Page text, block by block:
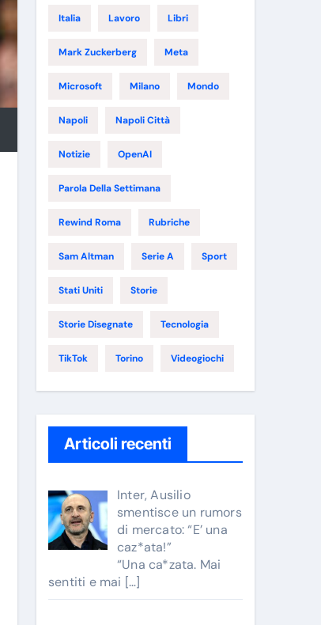
Italia Lavoro Libri
Mark Zuckerberg Meta
Microsoft Milano Mondo
Napoli Napoli Città
Notizie OpenAI
Parola Della Settimana
Rewind Roma Rubriche
Sam Altman Serie A Sport
Stati Uniti Storie
Storie Disegnate Tecnologia
TikTok Torino Videogiochi
Articoli recenti
Inter, Ausilio
smentisce un rumors
di mercato: “E’ una
caz*ata!”
“Una ca*zata. Mai
sentiti e mai […]